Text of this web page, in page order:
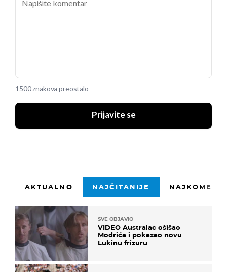
1500 znakova preostalo
Prijavite se
AKTUALNO NAJČITANIJE
SVE OBJAVIO
VIDEO Australac ošišao
Modrića i pokazao novu
Lukinu frizuru